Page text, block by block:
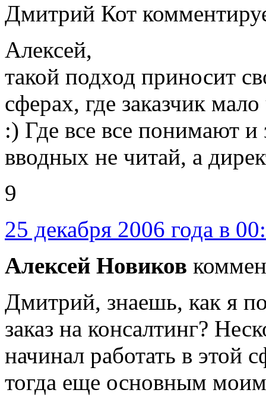
Дмитрий Кот
Алексей,
такой подход приносит
сферах, где заказчик
:) Где все все понимают
вводных не читай, а
9
25 декабря 2006 года в
Алексей Новиков
Дмитрий, знаешь, как я
заказ на консалтинг?
начинал работать в этой
тогда еще основным